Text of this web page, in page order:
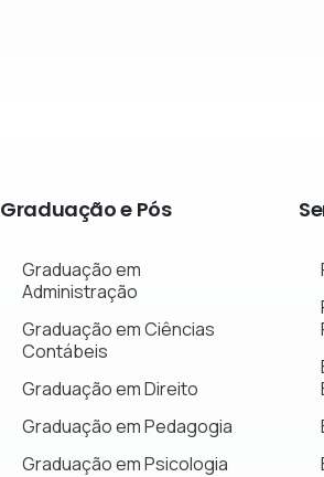
Graduaçãoe Pós
Graduação em
Administração
Graduação em Ciências
Contábeis
Graduação em Direito
Graduação em Pedagogia
Graduação em Psicologia